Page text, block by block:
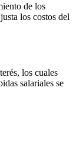
de los
los costos del
los cuales
salariales se